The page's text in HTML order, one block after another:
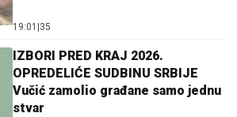
19:01 35
IZBORI PRED KRAJ 2026.
OPREDELIĆE SUDBINU SRBIJE
Vučić zamolio građane samo jednu
stvar